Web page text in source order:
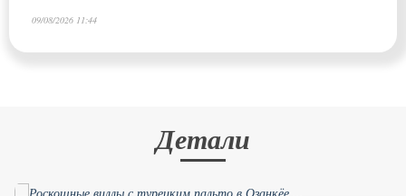
09/08/2026 11:44
Детали